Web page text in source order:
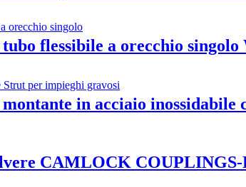
flessibile a orecchio
in acciaio
CAMLOCK